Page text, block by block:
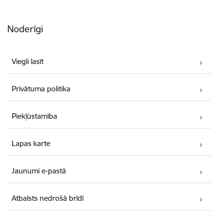
Noderīgi
Viegli lasīt
Privātuma politika
Piekļūstamība
Lapas karte
Jaunumi e-pastā
Atbalsts nedrošā brīdī